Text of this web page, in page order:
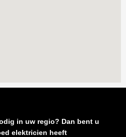
in uw regio? Dan bent u
elektricien heeft